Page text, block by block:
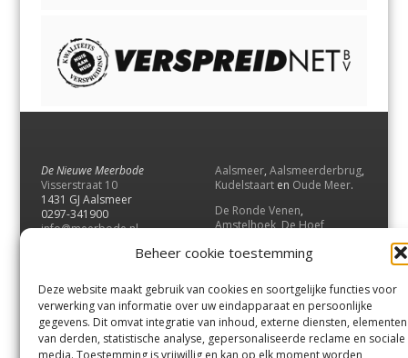
Beheer cookie toestemming
Deze website maakt gebruik van cookies en soortgelijke functies voor
verwerking van informatie over uw eindapparaat en persoonlijke
gegevens. Dit omvat integratie van inhoud, externe diensten, elementen
van derden, statistische analyse, gepersonaliseerde reclame en sociale
media. Toestemming is vrijwillig en kan op elk moment worden
De Nieuwe Meerbode
Visserstraat 10
1431 GJ Aalsmeer
0297-341900
info@meerbode.nl
Aalsmeer, Aalsmeerderbrug,
Kudelstaart en Oude Meer.
De Ronde Venen,
Amstelhoek,De Hoef,
Vrouwenakker,Waverveen
UithoornenDe Kwakel.
Contact